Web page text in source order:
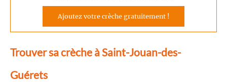
Ajoutez votre crèche gratuitement !
Trouver sa crèche à Saint-Jouan-des-
Guérets